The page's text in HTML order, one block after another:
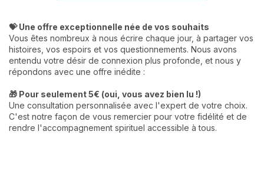
💝 Une offre exceptionnelle née de vos souhaits
Vous êtes nombreux à nous écrire chaque jour, à partager vos
histoires, vos espoirs et vos questionnements. Nous avons
entendu votre désir de connexion plus profonde, et nous y
répondons avec une offre inédite :
🎁 Pour seulement 5€ (oui, vous avez bien lu !)
Une consultation personnalisée avec l'expert de votre choix.
C'est notre façon de vous remercier pour votre fidélité et de
rendre l'accompagnement spirituel accessible à tous.